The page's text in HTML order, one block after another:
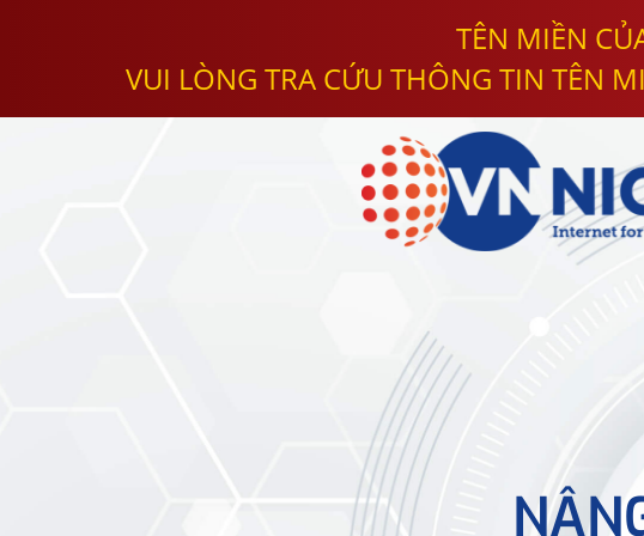
TÊN MIỀN
VUI LÒNG TRA CỨU THÔNG TIN TÊN